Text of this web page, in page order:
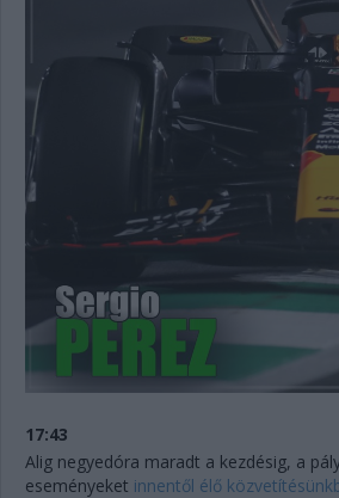
17:43
Alig negyedóra maradt a kezdésig, a
eseményeket innentől élő